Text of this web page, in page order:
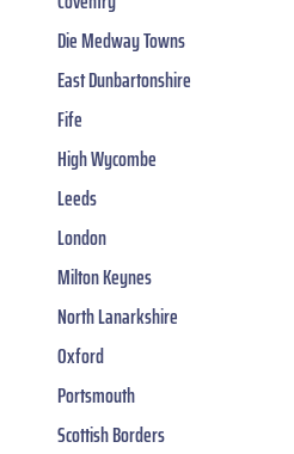
Die Medway Towns
East Dunbartonshire
Fife
High Wycombe
Leeds
London
Milton Keynes
North Lanarkshire
Oxford
Portsmouth
Scottish Borders